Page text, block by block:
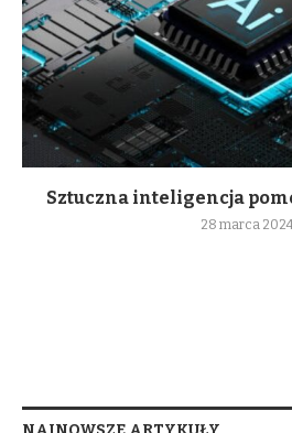
Sztuczna inteligencja
28 marca